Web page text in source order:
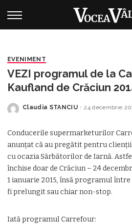
EVENIMENT
VEZI programul de la
Kaufland de Crăciun
2015
Posted
Claudia STANCIU 24 decembrie
Conducerile supermarketurilor
anunţat că au pregătit pentru
cu ocazia Sărbătorilor de Iarnă.
închise doar de Crăciun – 24
1 ianuarie 2015, însă programul
fi prelungit sau chiar non-stop.
Iată programul Carrefour: